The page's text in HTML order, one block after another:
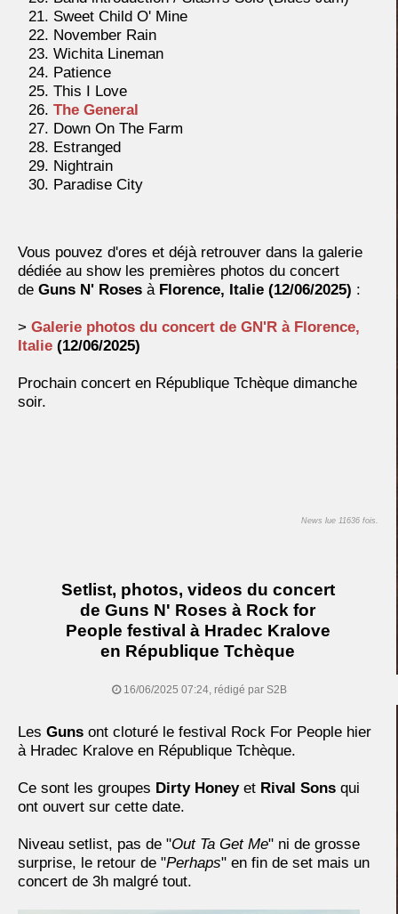
Sweet Child O' Mine
November Rain
Wichita Lineman
Patience
This I Love
The General
Down On The Farm
Estranged
Nightrain
Paradise City
Vous pouvez d'ores et déjà retrouver dans la galerie
dédiée au show les premières photos du concert
de Guns N' Roses à Florence, Italie (12/06/2025) :
> Galerie photos du concert de GN'R à Florence,
Italie (12/06/2025)
Prochain concert en République Tchèque dimanche
soir.
News lue 11636 fois.
Setlist, photos, videos du concert
de Guns N' Roses à Rock for
People festival à Hradec Kralove
en République Tchèque
16/06/2025 07:24, rédigé par S2B
Les Guns ont cloturé le festival Rock For People hier
à Hradec Kralove en République Tchèque.
Ce sont les groupes Dirty Honeyet Rival Sons qui
ont ouvert sur cette date.
Niveau setlist, pas de "Out Ta Get Me" ni de grosse
surprise, le retour de "Perhaps" en fin de set mais un
concert de 3h malgré tout.